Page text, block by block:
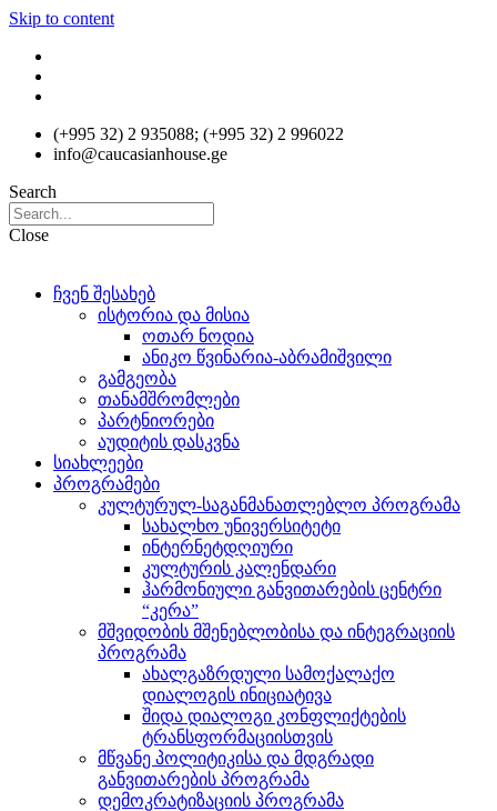
Skip to content
(+995 32) 2 935088; (+995 32) 2 996022
info@caucasianhouse.ge
Search
Close
ჩვენ შესახებ
ისტორია და მისია
ოთარ ნოდია
ანიკო წვინარია-აბრამიშვილი
გამგეობა
თანამშრომლები
პარტნიორები
აუდიტის დასკვნა
სიახლეები
პროგრამები
კულტურულ-საგანმანათლებლო პროგრამა
სახალხო უნივერსიტეტი
ინტერნეტდღიური
კულტურის კალენდარი
ჰარმონიული განვითარების ცენტრი
“კერა”
მშვიდობის მშენებლობისა და ინტეგრაციის
პროგრამა
ახალგაზრდული სამოქალაქო
დიალოგის ინიციატივა
შიდა დიალოგი კონფლიქტების
ტრანსფორმაციისთვის
მწვანე პოლიტიკისა და მდგრადი
განვითარების პროგრამა
დემოკრატიზაციის პროგრამა